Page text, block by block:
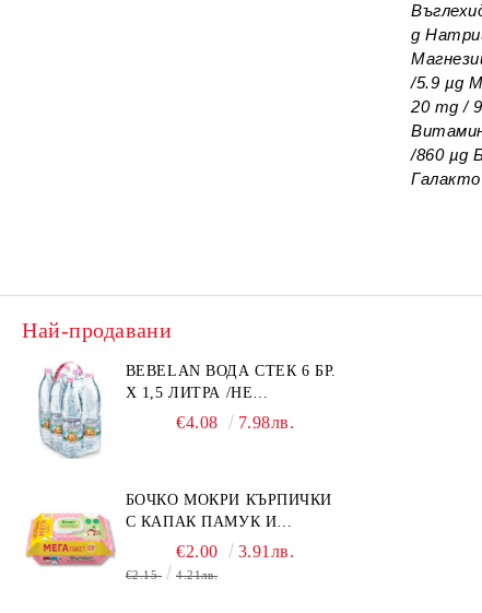
g
/5.9 µg
20 mg /
/860 µg
Галакто
Най-продавани
BEBELAN ВОДА СТЕК 6 БР.
Х 1,5 ЛИТРА /НЕ
ИЗПРАЩАМЕ С КУРИЕР/
€4.08 7.98лв.
БОЧКО МОКРИ КЪРПИЧКИ
С КАПАК ПАМУК И
СМРАДЛИКА 120БР.
€2.00 3.91лв.
€2.15 4.21лв.